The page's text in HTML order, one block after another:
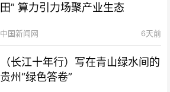
田” 算力引力场聚产业生态
中国新闻网 6天前
（长江十年行）写在青山绿水间的
贵州“绿色答卷”